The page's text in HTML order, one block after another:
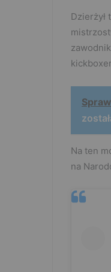
Dzierżył
Na ten
na